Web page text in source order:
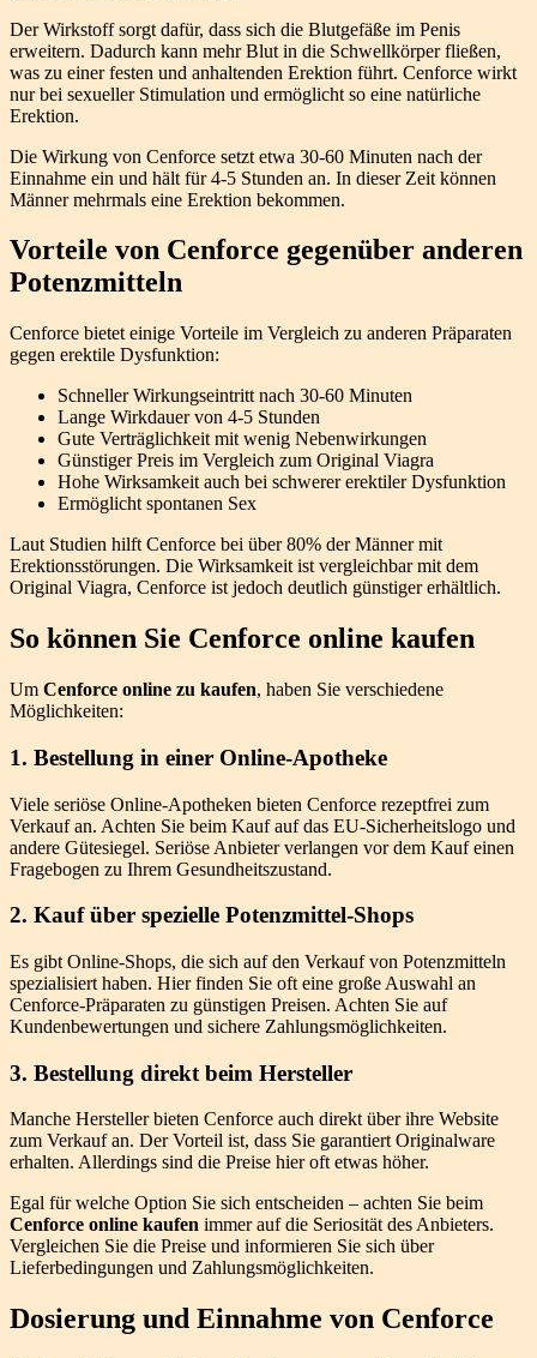
Der Wirkstoff sorgt dafür, dass sich die Blutgefäße im Penis
erweitern. Dadurch kann mehr Blut in die Schwellkörper fließen,
was zu einer festen und anhaltenden Erektion führt. Cenforce wirkt
nur bei sexueller Stimulation und ermöglicht so eine natürliche
Erektion.
Die Wirkung von Cenforce setzt etwa 30-60 Minuten nach der
Einnahme ein und hält für 4-5 Stunden an. In dieser Zeit können
Männer mehrmals eine Erektion bekommen.
Vorteile von Cenforce gegenüber anderen
Potenzmitteln
Cenforce bietet einige Vorteile im Vergleich zu anderen Präparaten
gegen erektile Dysfunktion:
Schneller Wirkungseintritt nach 30-60 Minuten
Lange Wirkdauer von 4-5 Stunden
Gute Verträglichkeit mit wenig Nebenwirkungen
Günstiger Preis im Vergleich zum Original Viagra
Hohe Wirksamkeit auch bei schwerer erektiler Dysfunktion
Ermöglicht spontanen Sex
Laut Studien hilft Cenforce bei über 80% der Männer mit
Erektionsstörungen. Die Wirksamkeit ist vergleichbar mit dem
Original Viagra, Cenforce ist jedoch deutlich günstiger erhältlich.
So können Sie Cenforce online kaufen
Um Cenforce online zu kaufen, haben Sie verschiedene
Möglichkeiten:
1. Bestellung in einer Online-Apotheke
Viele seriöse Online-Apotheken bieten Cenforce rezeptfrei zum
Verkauf an. Achten Sie beim Kauf auf das EU-Sicherheitslogo und
andere Gütesiegel. Seriöse Anbieter verlangen vor dem Kauf einen
Fragebogen zu Ihrem Gesundheitszustand.
2. Kauf über spezielle Potenzmittel-Shops
Es gibt Online-Shops, die sich auf den Verkauf von Potenzmitteln
spezialisiert haben. Hier finden Sie oft eine große Auswahl an
Cenforce-Präparaten zu günstigen Preisen. Achten Sie auf
Kundenbewertungen und sichere Zahlungsmöglichkeiten.
3. Bestellung direkt beim Hersteller
Manche Hersteller bieten Cenforce auch direkt über ihre Website
zum Verkauf an. Der Vorteil ist, dass Sie garantiert Originalware
erhalten. Allerdings sind die Preise hier oft etwas höher.
Egal für welche Option Sie sich entscheiden – achten Sie beim
Cenforce online kaufen immer auf die Seriosität des Anbieters.
Vergleichen Sie die Preise und informieren Sie sich über
Lieferbedingungen und Zahlungsmöglichkeiten.
Dosierung und Einnahme von Cenforce